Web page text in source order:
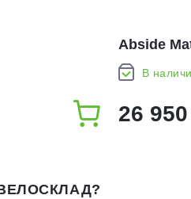
Abside
В
26